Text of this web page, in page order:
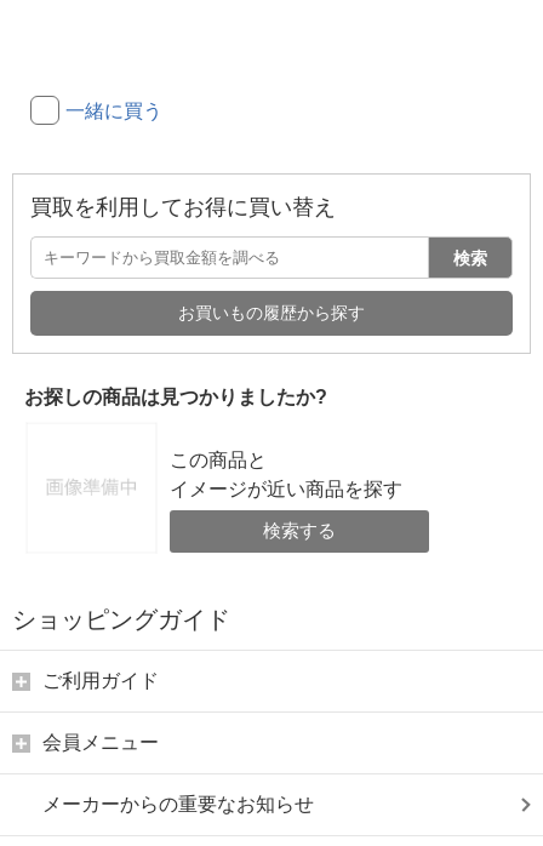
一緒に買う
買取を利用してお得に買い替え
検索
お買いもの履歴から探す
お探しの商品は見つかりましたか?
この商品と
イメージが近い商品を探す
検索する
ショッピングガイド
ご利用ガイド
会員メニュー
メーカーからの重要なお知らせ